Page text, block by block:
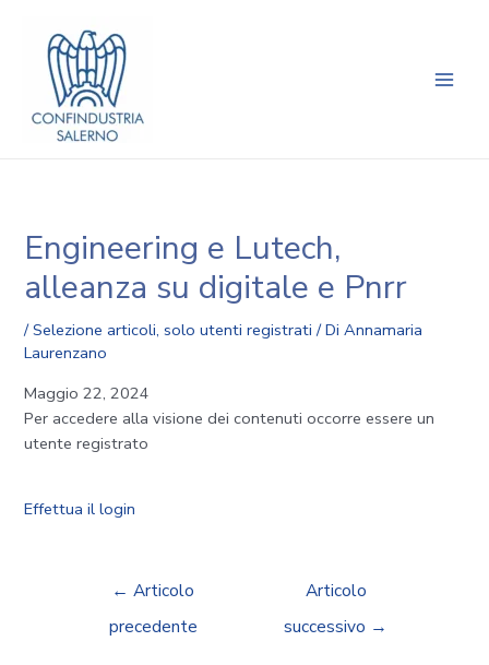
contenuto
Engineering e Lutech,
alleanza su digitale e Pnrr
/Selezione articoli,solo utenti registrati / DiAnnamaria
Laurenzano
Maggio 22, 2024
Per accedere alla visione dei contenuti occorre essere un
utente registrato
Effettua il login
articoli
← Articolo
precedente
Articolo
successivo →